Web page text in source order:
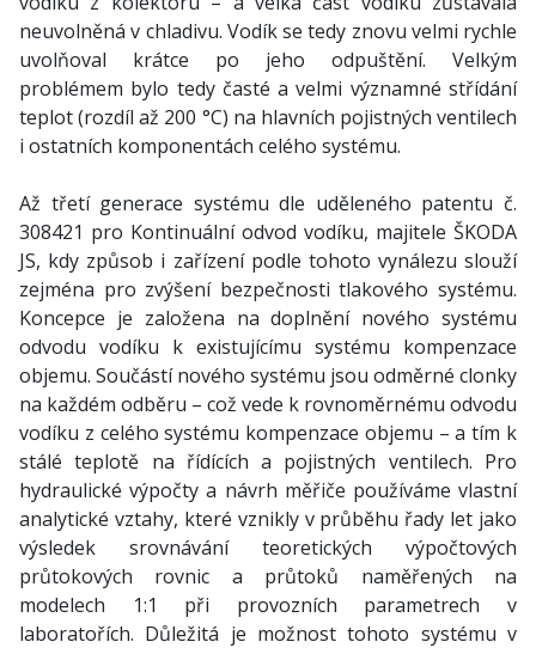
neuvolněná v chladivu. Vodík se tedy znovu velmi rychle
uvolňoval krátce po jeho odpuštění. Velkým
problémem bylo tedy časté a velmi významné střídání
teplot (rozdíl až 200 °C) na hlavních pojistných ventilech
i ostatních komponentách celého systému.
Až třetí generace systému dle uděleného patentu č.
308421 pro Kontinuální odvod vodíku, majitele ŠKODA
JS, kdy způsob i zařízení podle tohoto vynálezu slouží
zejména pro zvýšení bezpečnosti tlakového systému.
Koncepce je založena na doplnění nového systému
odvodu vodíku k existujícímu systému kompenzace
objemu. Součástí nového systému jsou odměrné clonky
na každém odběru – což vede k rovnoměrnému odvodu
vodíku z celého systému kompenzace objemu – a tím k
stálé teplotě na řídících a pojistných ventilech. Pro
hydraulické výpočty a návrh měřiče používáme vlastní
analytické vztahy, které vznikly v průběhu řady let jako
výsledek srovnávání teoretických výpočtových
průtokových rovnic a průtoků naměřených na
modelech 1:1 při provozních parametrech v
laboratořích. Důležitá je možnost tohoto systému v